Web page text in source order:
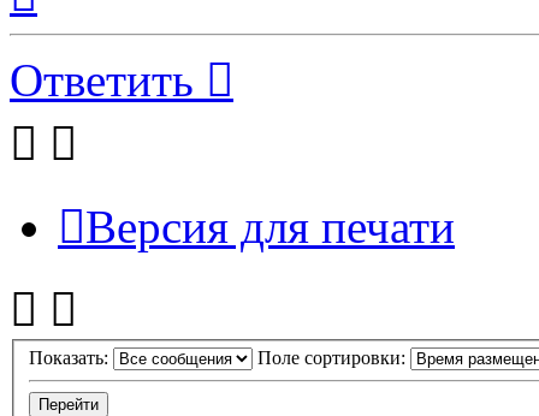
началу
Ответить
Версия для печати
Показать: Поле сортировки: